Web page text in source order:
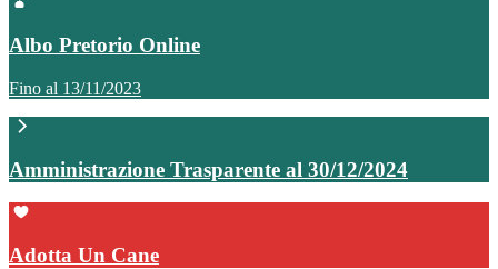
Albo Pretorio Online
Fino al 13/11/2023
Amministrazione Trasparente al 30/12/2024
Adotta Un Cane